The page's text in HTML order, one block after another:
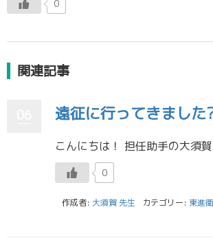
0
関連記事
遠征に行ってきました
0
作成者: 大須賀 先生 カテゴリー: 東進